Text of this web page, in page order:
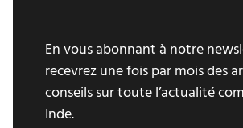
En vous abonnant à notre
recevrez une fois par mois des
conseils sur toute l’actualité
Inde.